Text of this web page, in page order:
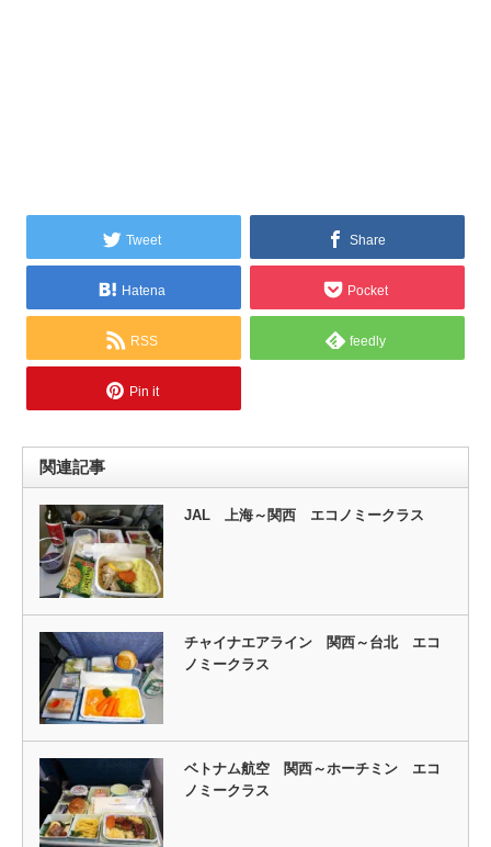
Tweet Share
Hatena Pocket
RSS feedly
Pin it
関連記事
JAL 上海～関西 エコノミークラス
チャイナエアライン 関西～台北 エコ
ノミークラス
ベトナム航空 関西～ホーチミン エコ
ノミークラス